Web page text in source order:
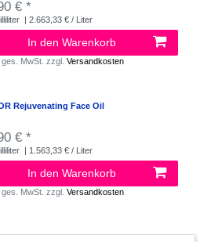
€ *
| 2.663,33 € / Liter
In den Warenkorb
MwSt. zzgl.Versandkosten
Rejuvenating Face Oil
€ *
| 1.563,33 € / Liter
In den Warenkorb
MwSt. zzgl.Versandkosten